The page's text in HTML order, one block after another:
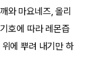
와 마요네즈, 올리
호에 따라 레몬즙
에 뿌려 내기만 하